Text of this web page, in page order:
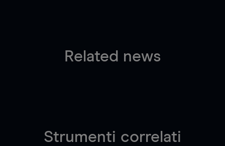
Related news
Strumenti correlati